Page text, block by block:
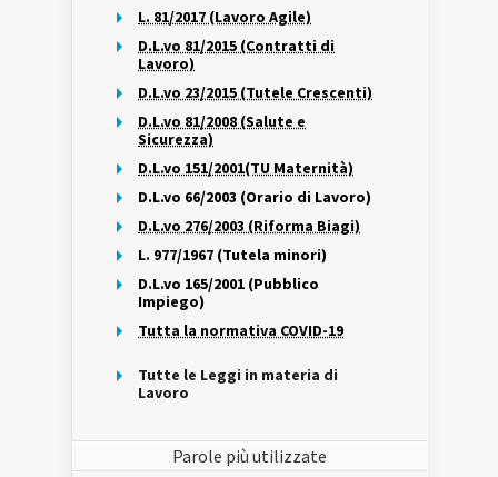
L. 81/2017 (Lavoro Agile)
D.L.vo 81/2015 (Contratti di
Lavoro)
D.L.vo 23/2015 (Tutele Crescenti)
D.L.vo 81/2008 (Salute e
Sicurezza)
D.L.vo 151/2001(TU Maternità)
D.L.vo 66/2003 (Orario di Lavoro)
D.L.vo 276/2003 (Riforma Biagi)
L. 977/1967 (Tutela minori)
D.L.vo 165/2001 (Pubblico
Impiego)
Tutta la normativa COVID-19
Tutte le Leggi in materia di
Lavoro
Parole più utilizzate